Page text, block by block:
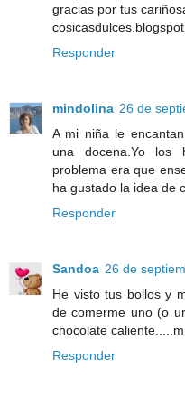
gracias por tus
Responder
mindolina 26 de
A mi niña le
una docena.Yo los
problema era que
ha gustado la idea de
Responder
Sandoa 26 de
He visto tus bollos y
de comerme uno (o
chocolate
Responder